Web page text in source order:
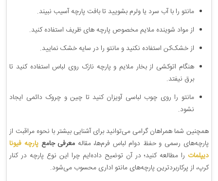
مانتو را با آب سرد یا ولرم بشویید تا بافت پارچه آسیب نبیند.
از مواد شوینده ملایم مخصوص پارچه های ظریف استفاده کنید.
از خشک‌کن استفاده نکنید و مانتو را در سایه خشک نمایید.
هنگام اتوکشی از بخار ملایم و پارچه نازک روی لباس استفاده کنید تا
برق نیفتد.
مانتو را روی چوب لباسی آویزان کنید تا چین و چروک دائمی ایجاد
نشود.
همچنین شما همراهان گرامی می‌توانید برای آشنایی بیشتر با نحوه مراقبت از
پارچه‌های رسمی و حفظ دوام لباس فرم‌ها، مقاله معرفی جامع پارچه فیونا
دیپلمات را مطالعه کنید؛ در آن توضیح داده‌ایم چرا این نوع پارچه در کنار
کرپ، از پرکاربردترین پارچه‌های مانتو اداری محسوب می‌شود.